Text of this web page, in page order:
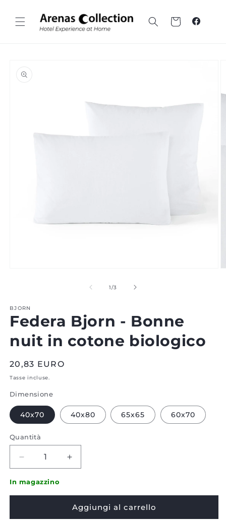
contenuto
Carrello
sul prodotto
modale
1/di
3
BJORN
Federa Bjorn - Bonne
nuit in cotone biologico
Prezzo
normale
20,83 EURO
Tasse incluse.
Dimensione
40x70 40x80 65x65 60x70
Quantità
Diminuire
la
quantità
per
Aumenta
la
per
Federa
Bjorn
In magazzino
Aggiungi al carrello